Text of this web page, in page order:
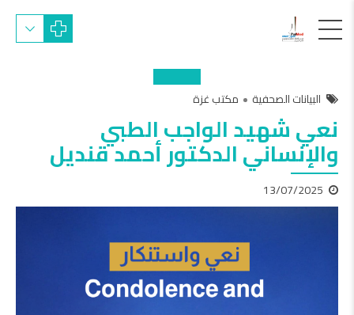
البيانات الصحفية مكتب غزة
نعي شهيد الواجب الطبي
والإنساني الدكتور أحمد قنديل
13/07/2025